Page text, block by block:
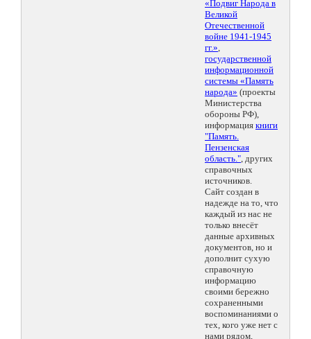
«Подвиг Народа в
Великой
Отечественной
войне 1941-1945
гг.»,
государственной
информационной
системы «Память
народа» (проекты
Министерства
обороны РФ),
информация книги
"Память.
Пензенская
область.", других
справочных
источников.
Сайт создан в
надежде на то, что
каждый из нас не
только внесёт
данные архивных
документов, но и
дополнит сухую
справочную
информацию
своими бережно
сохраненными
воспоминаниями о
тех, кого уже нет с
нами рядом,